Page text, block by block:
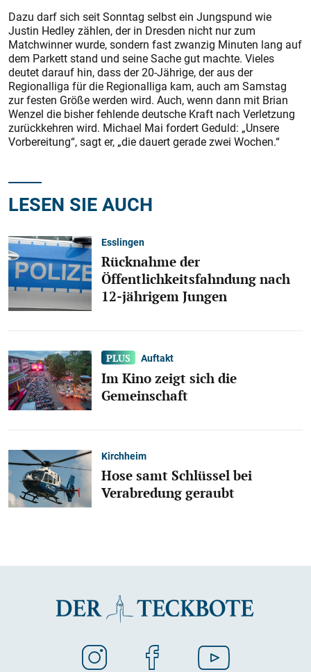
Dazu darf sich seit Sonntag selbst ein Jungspund wie
Justin Hedley zählen, der in Dresden nicht nur zum
Matchwinner wurde, sondern fast zwanzig Minuten lang auf
dem Parkett stand und seine Sache gut machte. Vieles
deutet darauf hin, dass der 20-Jährige, der aus der
Regionalliga für die Regionalliga kam, auch am Samstag
zur festen Größe werden wird. Auch, wenn dann mit Brian
Wenzel die bisher fehlende deutsche Kraft nach Verletzung
zurückkehren wird. Michael Mai fordert Geduld: „Unsere
Vorbereitung“, sagt er, „die dauert gerade zwei Wochen.“
LESEN SIE AUCH
Esslingen
Rücknahme der
Öffentlichkeitsfahndung nach
12-jährigem Jungen
Auftakt
Im Kino zeigt sich die
Gemeinschaft
Kirchheim
Hose samt Schlüssel bei
Verabredung geraubt